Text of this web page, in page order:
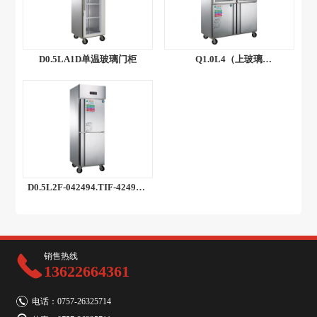
D0.5LA1D单温玻璃门柜
Q1.0L4（上玻璃
D0.5L2F-042494.TIF-42494-2
销售热线
13622664361
电话：0757-26325714